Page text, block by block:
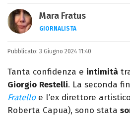
Mara Fratus
GIORNALISTA
Nella mia vita non
silenzio, il mare e Il
sul comodino,
Zafon.
Pubblicato: 3 Giugno 2024 11:40
Tanta confidenza e intimità
Giorgio Restelli. La seconda
Fratelloe l’ex direttore
Roberta Capua), sono stata